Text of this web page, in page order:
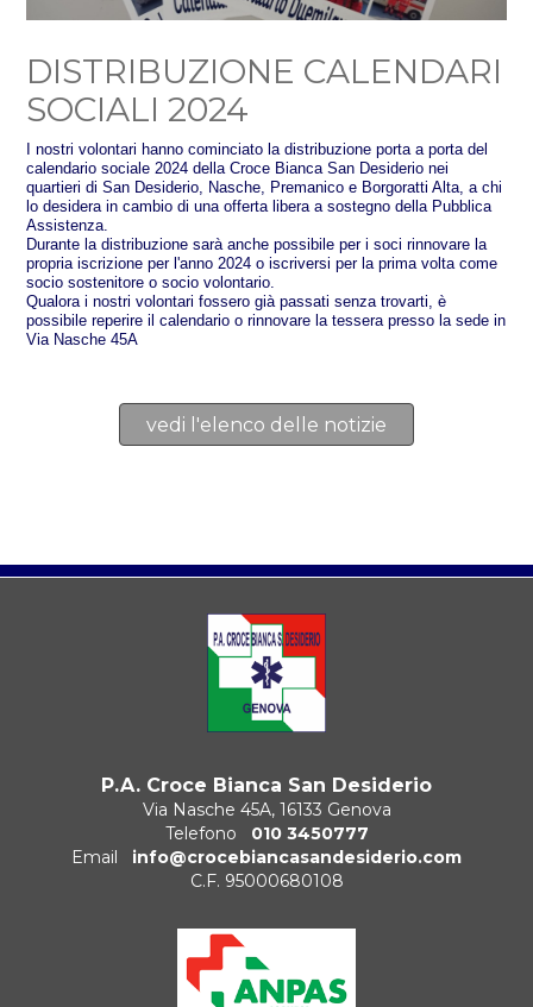
DISTRIBUZIONE CALENDARI
SOCIALI 2024
I nostri volontari hanno cominciato la distribuzione porta a porta del
calendario sociale 2024 della Croce Bianca San Desiderio nei
quartieri di San Desiderio, Nasche, Premanico e Borgoratti Alta, a chi
lo desidera in cambio di una offerta libera a sostegno della Pubblica
Assistenza.
Durante la distribuzione sarà anche possibile per i soci rinnovare la
propria iscrizione per l'anno 2024 o iscriversi per la prima volta come
socio sostenitore o socio volontario.
Qualora i nostri volontari fossero già passati senza trovarti, è
possibile reperire il calendario o rinnovare la tessera presso la sede in
Via Nasche 45A
vedi l'elenco delle notizie
P.A. Croce Bianca San Desiderio
Via Nasche 45A, 16133 Genova
Telefono 010 3450777
Email info@crocebiancasandesiderio.com
C.F. 95000680108